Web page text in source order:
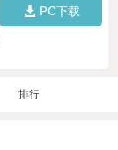
PC下载
排行